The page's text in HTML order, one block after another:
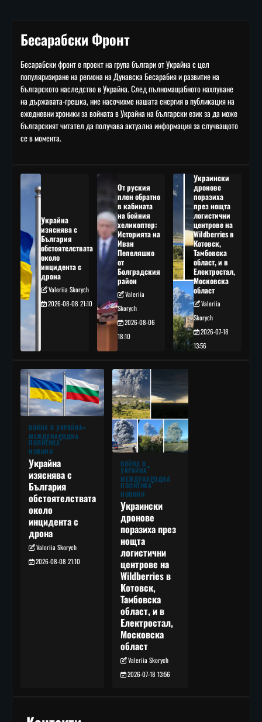
Бесарабски Фронт
Бесарабски фронт е проект на група българи от Украйна с цел
популяризиране на региона на Дунавска Бесарабия и развитие на
българското наследство в Украйна. След пълномащабното нахлуване
на държавата-грешка, ние насочихме нашата енергия в публикация на
ежедневни хроники за войната в Украйна на български език за да може
българският читател да получава актуална информация за случващото
се в момента.
Украйна
изяснява с
България
обстоятелствата
около
инцидента с
дрона
Valeriia Skorych
2026-08-08 21:10
От руския
плен обратно
в кабината
на бойния
хеликоптер:
Историята на
Иван
Пепеляшко
от
Болградския
район
Valeriia
Skorych
2026-08-06
18:10
Украински
дронове
поразиха
през нощта
логистични
центрове на
Wildberries в
Котовск,
Тамбовска
област, и в
Електростал,
Московска
област
Valeriia
Skorych
2026-07-18
13:56
ВОЙНА В УКРАЙНА
МЕЖДУНАРОДНА
ПОЛИТИКА
НОВИНИ
Украйна
изяснява с
България
обстоятелствата
около
инцидента с
дрона
Valeriia Skorych
2026-08-08 21:10
ВОЙНА В
УКРАЙНА
МЕЖДУНАРОДНА
ПОЛИТИКА
НОВИНИ
Украински
дронове
поразиха през
нощта
логистични
центрове на
Wildberries в
Котовск,
Тамбовска
област, и в
Електростал,
Московска
област
Valeriia Skorych
2026-07-18 13:56